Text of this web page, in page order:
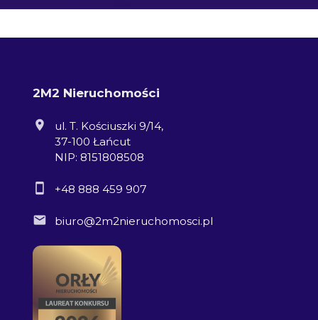
2M2 Nieruchomości
ul. T. Kościuszki 9/14,
37-100 Łańcut
NIP: 8151808508
+48 888 459 907
biuro@2m2nieruchomosci.pl